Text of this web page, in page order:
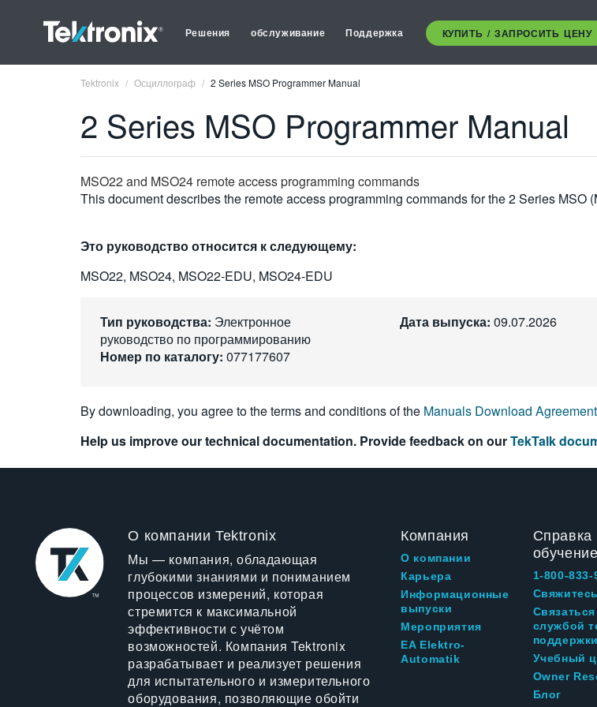
Решения обслуживание Поддержка КУПИТЬ / ЗАПРОСИТЬ ЦЕНУ
Tektronix Осциллограф 2 Series MSO Programmer Manual
2 Series MSO Programmer Manual
MSO22 and MSO24 remote access programming commands
This document describes the remote access programming commands for the 2 Series MSO
Это руководство относится к следующему:
MSO22, MSO24, MSO22-EDU, MSO24-EDU
Тип руководства: Электронное
руководство по программированию
Номер по каталогу: 077177607
Дата выпуска: 09.07.2026
By downloading, you agree to the terms and conditions of the Manuals Download Agreement
Help us improve our technical documentation. Provide feedback on ourTekTalk
О компании Tektronix
Мы — компания, обладающая
глубокими знаниями и пониманием
процессов измерений, которая
стремится к максимальной
эффективности с учётом
возможностей. Компания Tektronix
разрабатывает и реализует решения
для испытательного и измерительного
оборудования, позволяющие обойти
Компания
О компании
Карьера
Информационные
выпуски
Мероприятия
EA Elektro-
Automatik
Справка
обучение
1-800-833-
службой
поддержки
Учебный
Owner
Блог